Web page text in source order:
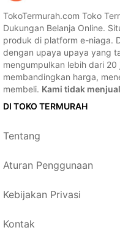
TokoTermurah.com Toko
Dukungan Belanja Online.
produk di platform e-niaga.
dengan upaya upaya yang
mengumpulkan lebih dari
membandingkan harga,
membeli. Kami tidak
DI TOKO TERMURAH
Tentang
Aturan Penggunaan
Kebijakan Privasi
Kontak